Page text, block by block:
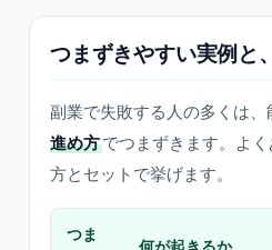
つまずきやすい実例と
副業で失敗する人の多くは、
進め方でつまずきます。よ
方とセットで挙げます。
つま